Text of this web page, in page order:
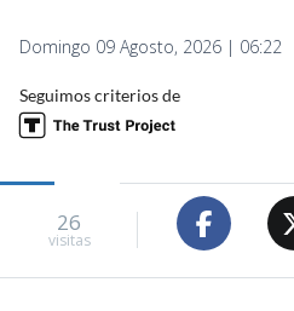
Domingo 09 Agosto, 2026 | 06:22
Seguimos criterios de
26
visitas